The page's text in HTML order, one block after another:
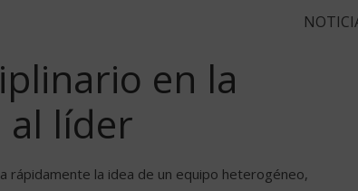
en la
al líder
rápidamente la idea de un equipo heterogéneo,